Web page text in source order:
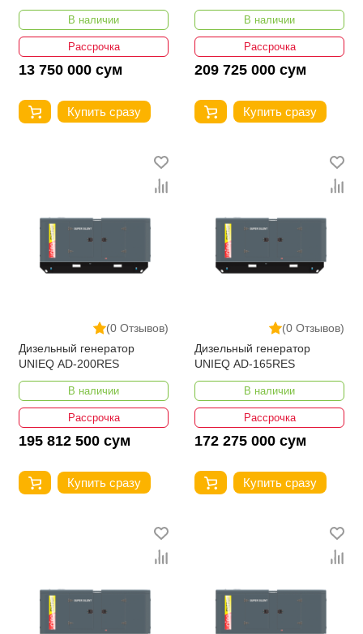
В наличии
Рассрочка
13 750 000 сум
Купить сразу
В наличии
Рассрочка
209 725 000 сум
Купить сразу
(0 Отзывов)
Дизельный генератор
UNIEQ AD-200RES
В наличии
Рассрочка
195 812 500 сум
Купить сразу
(0 Отзывов)
Дизельный генератор
UNIEQ AD-165RES
В наличии
Рассрочка
172 275 000 сум
Купить сразу